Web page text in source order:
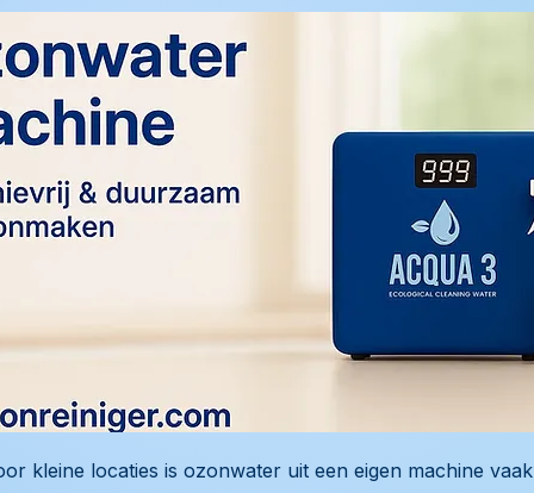
kleine locaties is ozonwater uit een eigen machine vaak